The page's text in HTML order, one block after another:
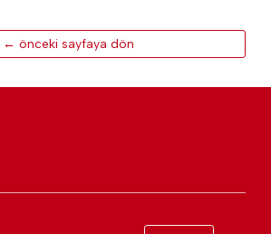
← önceki sayfaya dön